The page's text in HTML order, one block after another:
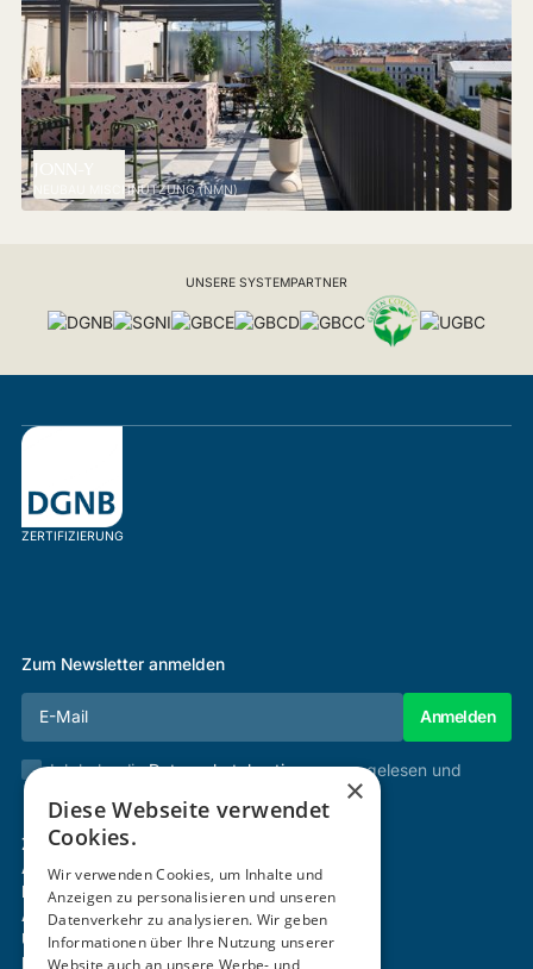
NEUBAU MISCHNUTZUNG (NMN)
UNSERE SYSTEMPARTNER
ZERTIFIZIERUNG
Zum Newsletter anmelden
Ich habe dieDatenschutzbestimmungengelesen und
Zertifizierung & Verifikation
Akademie
Mitgliedschaft
Aktivitäten
Über uns
Login
×
Diese Webseite verwendet
Cookies.
Wir verwenden Cookies, um Inhalte und
Anzeigen zu personalisieren und unseren
Datenverkehr zu analysieren. Wir geben
Informationen über Ihre Nutzung unserer
Website auch an unsere Werbe- und